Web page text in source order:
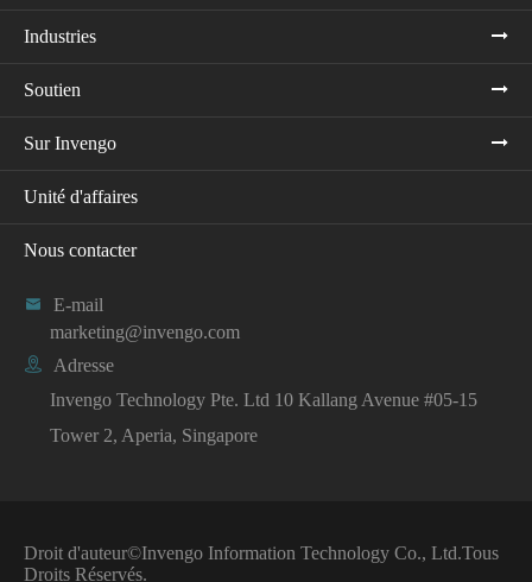
Industries
Soutien
Sur Invengo
Unité d'affaires
Nous contacter

E-mail
marketing@invengo.com

Adresse
Invengo Technology Pte. Ltd 10 Kallang Avenue #05-15
Tower 2, Aperia, Singapore
Droit d'auteur©Invengo Information Technology Co., Ltd.Tous
Droits Réservés.